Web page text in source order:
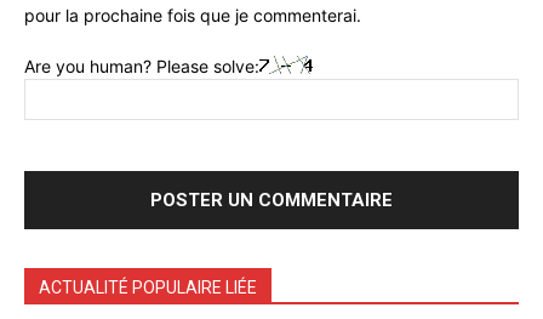
pour la prochaine fois que je commenterai.
Are you human? Please solve:
ACTUALITÉ POPULAIRE LIÉE